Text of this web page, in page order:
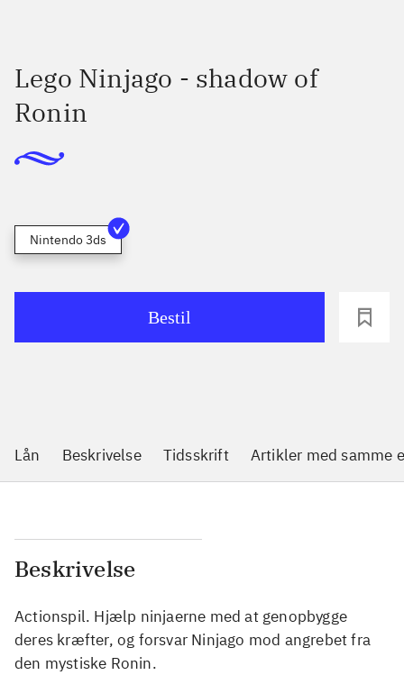
Lego Ninjago - shadow of
Ronin
Nintendo 3ds
Bestil
Lån Beskrivelse Tidsskrift Artikler med samme
Beskrivelse
Actionspil. Hjælp ninjaerne med at genopbygge
deres kræfter, og forsvar Ninjago mod angrebet fra
den mystiske Ronin.